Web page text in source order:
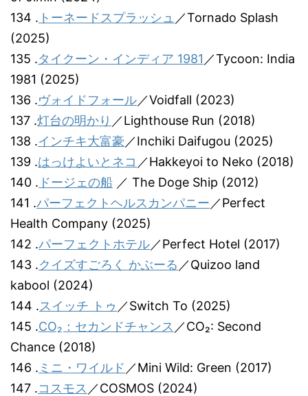
134 . トーネードスプラッシュ ／Tornado Splash
(2025)
135 .タイクーン・インディア 1981 ／Tycoon: India
1981 (2025)
136 .ヴォイドフォール／Voidfall (2023)
137 .灯台の明かり ／Lighthouse Run (2018)
138 .インチキ大富豪 ／Inchiki Daifugou (2025)
139 .はっけよいとネコ ／Hakkeyoi to Neko (2018)
140 . ドージェの船 ／ The Doge Ship (2012)
141 .パーフェクトヘルスカンパニー ／Perfect
Health Company (2025)
142 .パーフェクトホテル／Perfect Hotel (2017)
143 .クイズすごろく かぶーる ／Quizoo land
kabool (2024)
144 .スイッチ トゥ ／Switch To (2025)
145 .CO₂：セカンドチャンス ／CO₂: Second
Chance (2018)
146 . ミニ・ワイルド ／Mini Wild: Green (2017)
147 .コスモス ／COSMOS (2024)